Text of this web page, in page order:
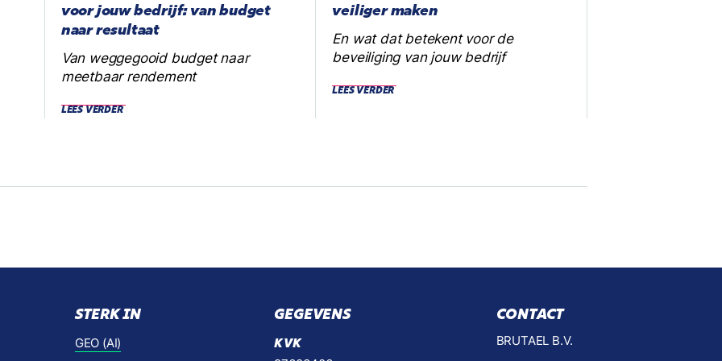
voor jouw bedrijf: van budget
naar resultaat
Van weggegooid budget naar
meetbaar rendement
LEES VERDER
veiliger maken
En wat dat betekent voor de
beveiliging van jouw bedrijf
LEES VERDER
STERK IN
GEO (AI)
GEGEVENS
KVK
CONTACT
BRUTAEL B.V.